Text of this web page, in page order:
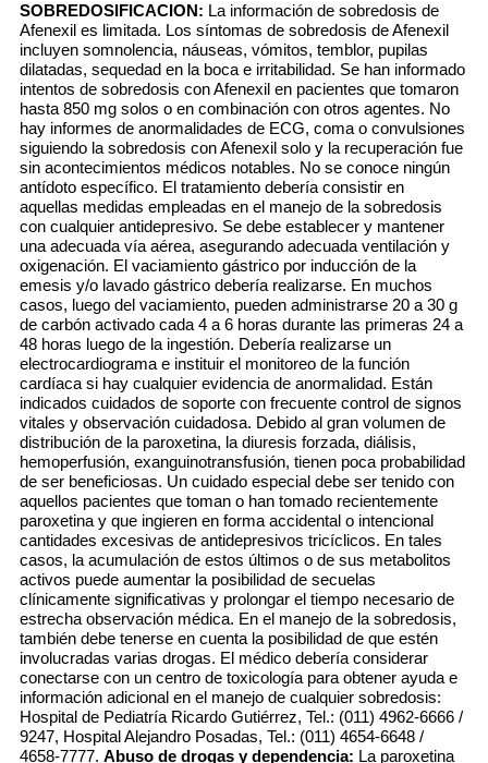
SOBREDOSIFICACION: La información de sobredosis de
Afenexil es limitada. Los síntomas de sobredosis de Afenexil
incluyen somnolencia, náuseas, vómitos, temblor, pupilas
dilatadas, sequedad en la boca e irritabilidad. Se han informado
intentos de sobredosis con Afenexil en pacientes que tomaron
hasta 850 mg solos o en combinación con otros agentes. No
hay informes de anormalidades de ECG, coma o convulsiones
siguiendo la sobredosis con Afenexil solo y la recuperación fue
sin acontecimientos médicos notables. No se conoce ningún
antídoto específico. El tratamiento debería consistir en
aquellas medidas empleadas en el manejo de la sobredosis
con cualquier antidepresivo. Se debe establecer y mantener
una adecuada vía aérea, asegurando adecuada ventilación y
oxigenación. El vaciamiento gástrico por inducción de la
emesis y/o lavado gástrico debería realizarse. En muchos
casos, luego del vaciamiento, pueden administrarse 20 a 30 g
de carbón activado cada 4 a 6 horas durante las primeras 24 a
48 horas luego de la ingestión. Debería realizarse un
electrocardiograma e instituir el monitoreo de la función
cardíaca si hay cualquier evidencia de anormalidad. Están
indicados cuidados de soporte con frecuente control de signos
vitales y observación cuidadosa. Debido al gran volumen de
distribución de la paroxetina, la diuresis forzada, diálisis,
hemoperfusión, exanguinotransfusión, tienen poca probabilidad
de ser beneficiosas. Un cuidado especial debe ser tenido con
aquellos pacientes que toman o han tomado recientemente
paroxetina y que ingieren en forma accidental o intencional
cantidades excesivas de antidepresivos tricíclicos. En tales
casos, la acumulación de estos últimos o de sus metabolitos
activos puede aumentar la posibilidad de secuelas
clínicamente significativas y prolongar el tiempo necesario de
estrecha observación médica. En el manejo de la sobredosis,
también debe tenerse en cuenta la posibilidad de que estén
involucradas varias drogas. El médico debería considerar
conectarse con un centro de toxicología para obtener ayuda e
información adicional en el manejo de cualquier sobredosis:
Hospital de Pediatría Ricardo Gutiérrez, Tel.: (011) 4962-6666 /
9247, Hospital Alejandro Posadas, Tel.: (011) 4654-6648 /
4658-7777. Abuso de drogas y dependencia: La paroxetina